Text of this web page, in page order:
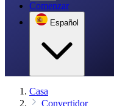
Comenzar
Español
Casa
Convertidor